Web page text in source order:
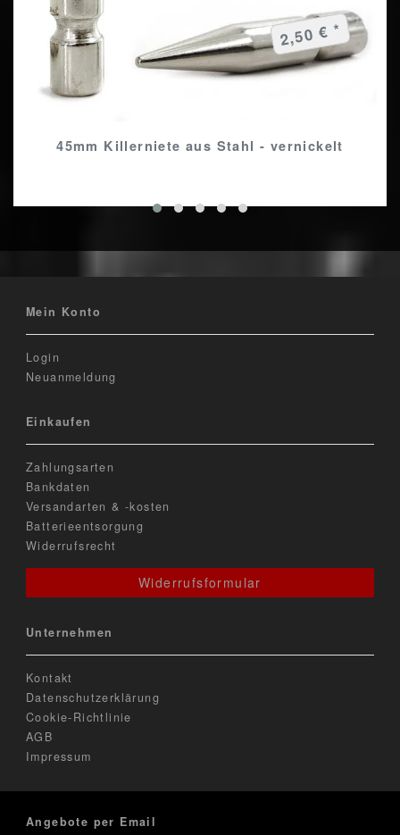
45mm Killerniete aus Stahl - vernickelt
2,50 € *
Mein Konto
Login
Neuanmeldung
Einkaufen
Zahlungsarten
Bankdaten
Versandarten & -kosten
Batterieentsorgung
Widerrufsrecht
Widerrufsformular
Unternehmen
Kontakt
Datenschutzerklärung
Cookie-Richtlinie
AGB
Impressum
Angebote per Email